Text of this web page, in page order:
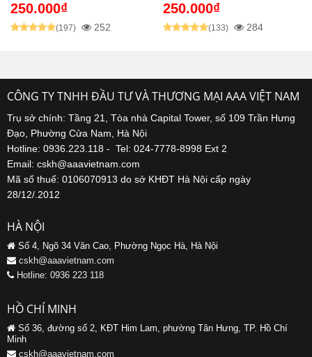
250.000₫
(197) 252
250.000₫
(133) 284
CÔNG TY TNHH ĐẦU TƯ VÀ THƯƠNG MẠI AAA VIỆT NAM
Trụ sở chính: Tầng 21, Tòa nhà Capital Tower, số 109 Trần Hưng
Đạo, Phường Cửa Nam, Hà Nội
Hotline: 0936.223.118 - Tel: 024-7778-8998 Ext 2
Email: cskh@aaavietnam.com
Mã số thuế: 0106070913 do sở KHĐT Hà Nội cấp ngày
28/12/.2012
HÀ NỘI
Số 4, Ngõ 34 Văn Cao, Phường Ngọc Hà, Hà Nội
cskh@aaavietnam.com
Hotline: 0936 223 118
HỒ CHÍ MINH
Số 36, đường số 2, KĐT Him Lam, phường Tân Hưng, TP. Hồ Chí
Minh
cskh@aaavietnam.com